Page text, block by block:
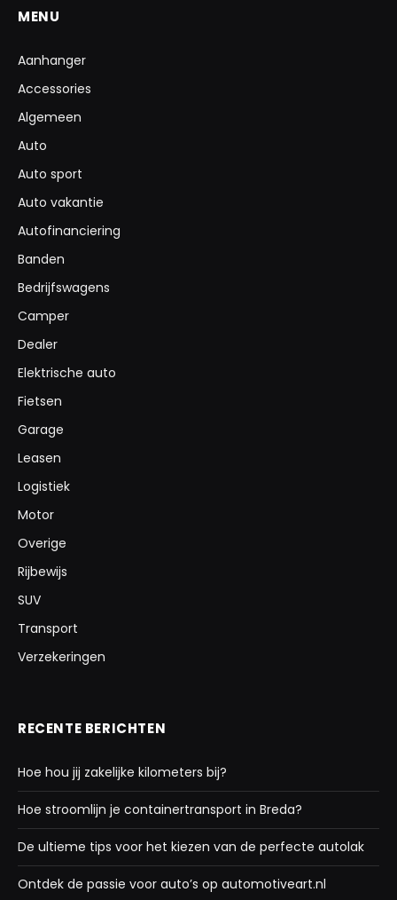
MENU
Aanhanger
Accessories
Algemeen
Auto
Auto sport
Auto vakantie
Autofinanciering
Banden
Bedrijfswagens
Camper
Dealer
Elektrische auto
Fietsen
Garage
Leasen
Logistiek
Motor
Overige
Rijbewijs
SUV
Transport
Verzekeringen
RECENTE BERICHTEN
Hoe hou jij zakelijke kilometers bij?
Hoe stroomlijn je containertransport in Breda?
De ultieme tips voor het kiezen van de perfecte autolak
Ontdek de passie voor auto’s op automotiveart.nl